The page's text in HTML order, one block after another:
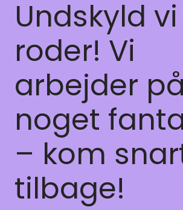
Undskyld vi
roder! Vi
arbejder på
noget
– kom
tilbage!